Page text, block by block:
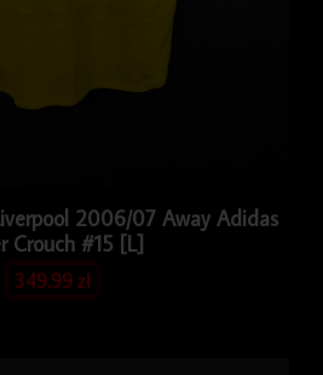
2006/07 Away Adidas
Crouch #15 [L]
349.99zł